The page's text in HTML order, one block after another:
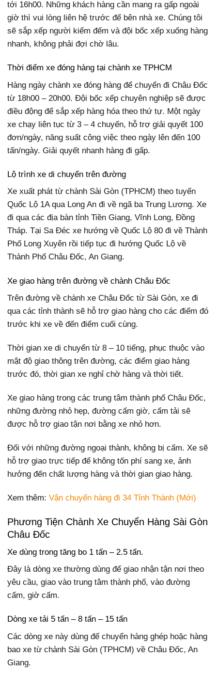
tới 16h00. Những khách hàng cần mang ra gấp ngoài
giờ thì vui lòng liên hệ trước để bên nhà xe. Chúng tôi
sẽ sắp xếp người kiểm đếm và đội bốc xếp xuống hàng
nhanh, không phải đợi chờ lâu.
Thời điểm xe đóng hàng tại chành xe TPHCM
Hàng ngày chành xe đóng hàng để chuyển đi Châu Đốc
từ 18h00 – 20h00. Đội bốc xếp chuyên nghiệp sẽ được
điều động để sắp xếp hàng hóa theo thứ tự. Một ngày
xe chạy liên tục từ 3 – 4 chuyến, hỗ trợ giải quyết 100
đơn/ngày, năng suất công việc theo ngày lên đến 100
tấn/ngày. Giải quyết nhanh hàng đi gấp.
Lộ trình xe di chuyển trên đường
Xe xuất phát từ chành Sài Gòn (TPHCM) theo tuyến
Quốc Lộ 1A qua Long An đi về ngã ba Trung Lương. Xe
đi qua các địa bàn tỉnh Tiền Giang, Vĩnh Long, Đồng
Tháp. Tại Sa Đéc xe hướng về Quốc Lộ 80 đi về Thành
Phố Long Xuyên rồi tiếp tục đi hướng Quốc Lộ về
Thành Phố Châu Đốc, An Giang.
Xe giao hàng trên đường về chành Châu Đốc
Trên đường về chành xe Châu Đốc từ Sài Gòn, xe đi
qua các tỉnh thành sẽ hỗ trợ giao hàng cho các điểm đó
trước khi xe về đến điểm cuối cùng.
Thời gian xe di chuyển từ 8 – 10 tiếng, phục thuộc vào
mật độ giao thông trên đường, các điểm giao hàng
trước đó, thời gian xe nghỉ chờ hàng và thời tiết.
Xe giao hàng trong các trung tâm thành phố Châu Đốc,
những đường nhỏ hẹp, đường cấm giờ, cấm tải sẽ
được hỗ trợ giao tận nơi bằng xe nhỏ hơn.
Đối với những đường ngoại thành, không bị cấm. Xe sẽ
hỗ trợ giao trực tiếp để không tốn phí sang xe, ảnh
hưởng đến chất lượng hàng và thời gian giao hàng.
Xem thêm: Vận chuyển hàng đi 34 Tỉnh Thành (Mới)
Phương Tiện Chành Xe Chuyển Hàng Sài Gòn
Châu Đốc
Xe dùng trong tăng bo 1 tấn – 2.5 tấn.
Đây là dòng xe thường dùng để giao nhận tận nơi theo
yêu cầu, giao vào trung tâm thành phố, vào đường
cấm, giờ cấm.
Dòng xe tải 5 tấn – 8 tấn – 15 tấn
Các dòng xe này dùng để chuyển hàng ghép hoặc hàng
bao xe từ chành Sài Gòn (TPHCM) về Châu Đốc, An
Giang.